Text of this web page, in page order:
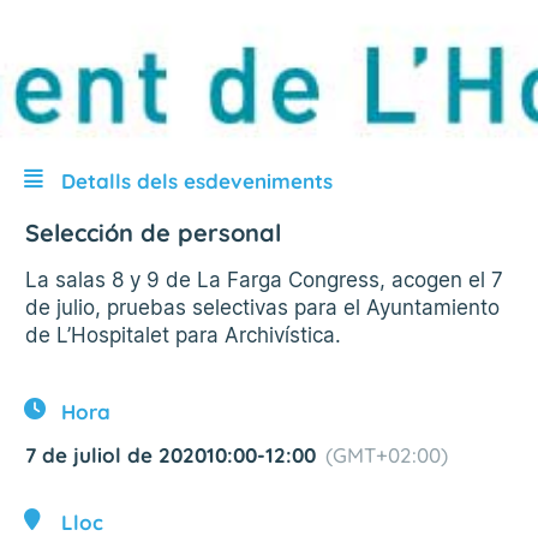
Detalls dels esdeveniments
Selección de personal
La salas 8 y 9 de La Farga Congress, acogen el 7
de julio, pruebas selectivas para el Ayuntamiento
de L’Hospitalet para Archivística.
Hora
7 de juliol de 202010:00-12:00 (GMT+02:00)
Lloc